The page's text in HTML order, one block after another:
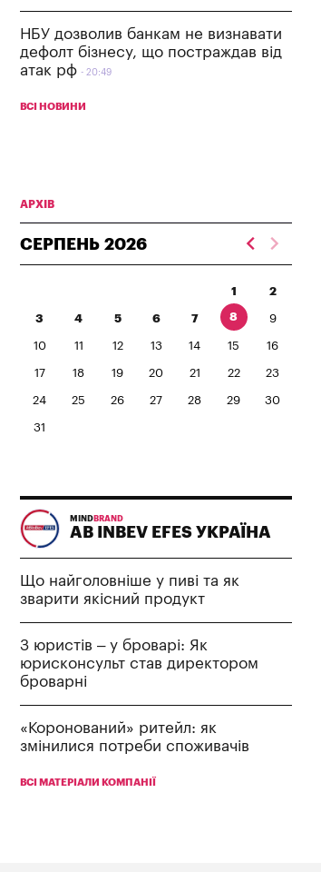
НБУ дозволив банкам не визнавати
дефолт бізнесу, що постраждав від
атак рф
20:49
ВСІ НОВИНИ
АРХІВ
СЕРПЕНЬ 2026
1 2
3 4 5 6 7 8 9
10 11 12 13 14 15 16
17 18 19 20 21 22 23
24 25 26 27 28 29 30
31
MIND BRAND
AB INBEV EFES УКРАЇНА
Що найголовніше у пиві та як
зварити якісний продукт
З юристів – у броварі: Як
юрисконсульт став директором
броварні
«Коронований» ритейл: як
змінилися потреби споживачів
ВСІ МАТЕРІАЛИ КОМПАНІЇ